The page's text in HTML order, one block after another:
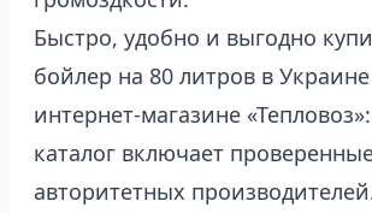
Быстро, удобно и выгодно
бойлер на 80 литров в
интернет-магазине
каталог включает
авторитетных